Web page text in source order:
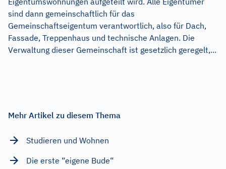
sind dann gemeinschaftlich für das
Gemeinschaftseigentum verantwortlich, also für Dach,
Fassade, Treppenhaus und technische Anlagen. Die
Verwaltung dieser Gemeinschaft ist gesetzlich geregelt,...
Mehr Artikel zu diesem Thema
Studieren und Wohnen
Die erste “eigene Bude“